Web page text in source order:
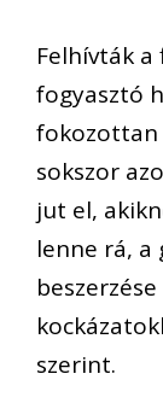
Felhívták
fogyasztó
fokozottan
sokszor
jut el,
lenne rá, a
szerint.